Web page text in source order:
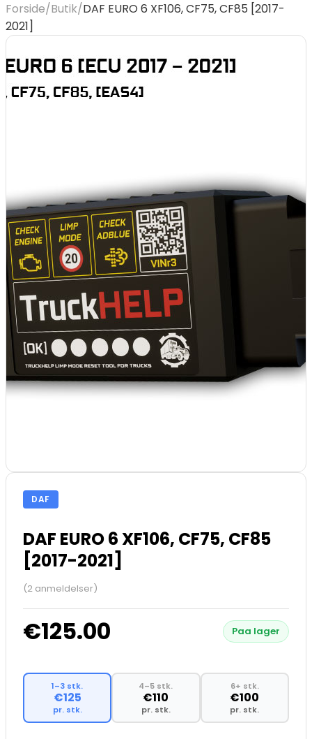
Forside/Butik/DAF EURO 6 XF106, CF75, CF85 [2017-
2021]
DAF
DAF EURO 6 XF106, CF75, CF85
[2017-2021]
(2 anmeldelser)
€125.00 Paa lager
1–3 stk.
€125
pr. stk.
4–5 stk.
€110
pr. stk.
6+ stk.
€100
pr. stk.